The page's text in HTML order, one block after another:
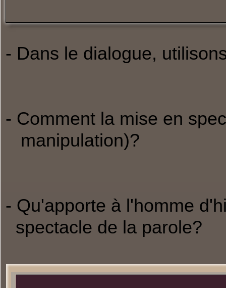
- Dans le dialogue,
- Comment la mise en
manipulation)?
- Qu'apporte à l'homme
spectacle de la parole?